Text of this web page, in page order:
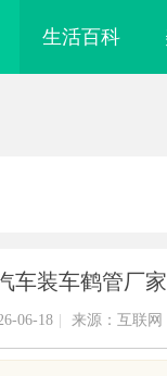
生活百科
车装车鹤管厂
06-18 来源：互联网